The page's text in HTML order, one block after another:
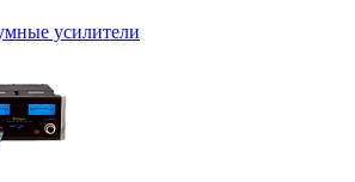
усилители